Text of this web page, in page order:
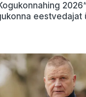
eestvedajat